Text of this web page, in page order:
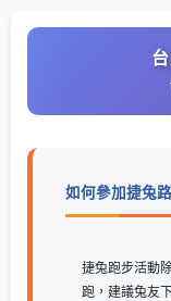
如何參加捷兔
捷兔跑步活動
跑，建議兔友